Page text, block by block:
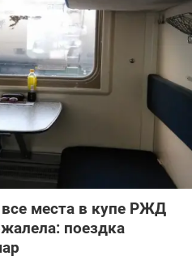
места в купе РЖД
поездка